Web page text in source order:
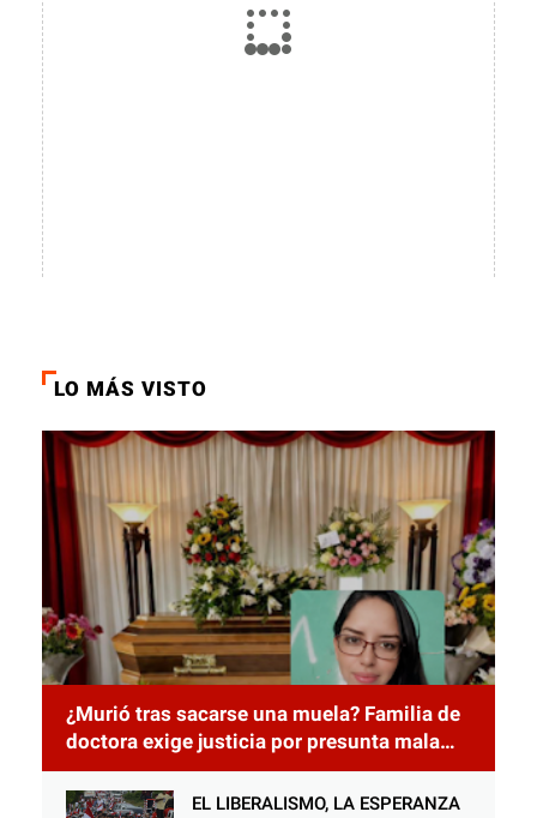
LO MÁS VISTO
¿Murió tras sacarse una muela? Familia de
doctora exige justicia por presunta mala
práctica odontológica
EL LIBERALISMO, LA ESPERANZA